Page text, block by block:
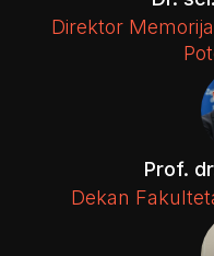
Direktor
Prof.
Dekan